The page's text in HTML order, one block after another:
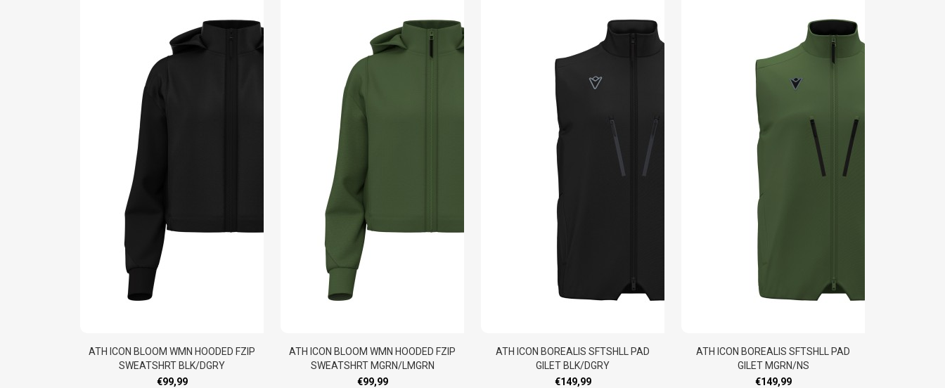
ATH ICON BLOOM WMN HOODED FZIP
SWEATSHRT BLK/DGRY
€99,99
ATH ICON BLOOM WMN HOODED FZIP
SWEATSHRT MGRN/LMGRN
€99,99
ATH ICON BOREALIS SFTSHLL PAD
GILET BLK/DGRY
€149,99
ATH ICON BOREALIS SFTSHLL PAD
GILET MGRN/NS
€149,99